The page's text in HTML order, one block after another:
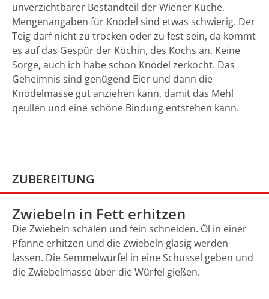
unverzichtbarer Bestandteil der Wiener Küche.
Mengenangaben für Knödel sind etwas schwierig. Der
Teig darf nicht zu trocken oder zu fest sein, da kommt
es auf das Gespür der Köchin, des Kochs an. Keine
Sorge, auch ich habe schon Knödel zerkocht. Das
Geheimnis sind genügend Eier und dann die
Knödelmasse gut anziehen kann, damit das Mehl
qeullen und eine schöne Bindung entstehen kann.
ZUBEREITUNG
Zwiebeln in Fett erhitzen
Die Zwiebeln schälen und fein schneiden. Öl in einer
Pfanne erhitzen und die Zwiebeln glasig werden
lassen. Die Semmelwürfel in eine Schüssel geben und
die Zwiebelmasse über die Würfel gießen.